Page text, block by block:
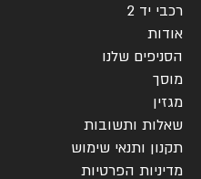
רכבי יד 2
אודות
הסניפים שלנו
מוסך
מגזין
שאלות ותשובות
תקנון ותנאי שימוש
מדיניות הפרטיות